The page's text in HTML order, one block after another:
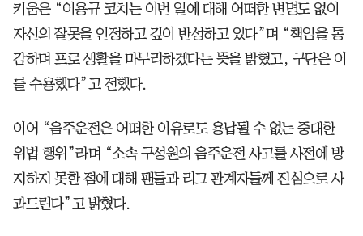
키움은 “이용규 코치는 이번 일에 대해 어떠한 변명도 없이
자신의 잘못을 인정하고 깊이 반성하고 있다”며 “책임을 통
감하며 프로 생활을 마무리하겠다는 뜻을 밝혔고, 구단은 이
를 수용했다”고 전했다.
이어 “음주운전은 어떠한 이유로도 용납될 수 없는 중대한
위법 행위”라며 “소속 구성원의 음주운전 사고를 사전에 방
지하지 못한 점에 대해 팬들과 리그 관계자들께 진심으로 사
과드린다”고 밝혔다.